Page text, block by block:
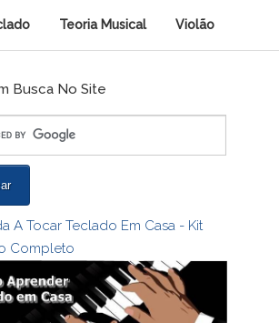
Teoria Musical Violão
Busca No Site
A Tocar Teclado Em Casa - Kit
Completo